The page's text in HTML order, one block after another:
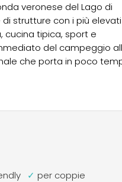
veronese del Lago di
strutture con i più elevati
cucina tipica, sport e
del campeggio
che porta in poco
c’è la possibilità di
del Lago di Garda. La
e villaggio
per coppie